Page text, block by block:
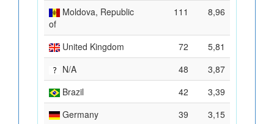
Moldova, Republic
of
111 8,96
United Kingdom 72
5,81
N/A
48
3,87
Brazil
42
3,39
Germany
39
3,15